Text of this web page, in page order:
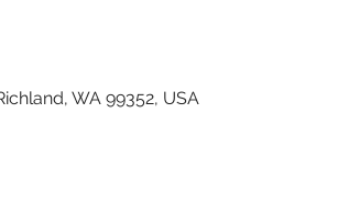
WA 99352, USA